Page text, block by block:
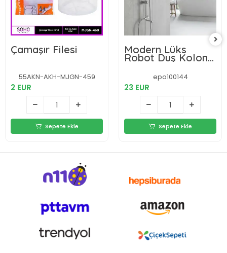
Çamaşır Filesi
55AKN-AKH-MJGN-459
2 EUR
Sepete Ekle
Modern Lüks
Robot Duş Kolonu
Yağmur Tepe Duş
epo100144
23 EUR
Sepete Ekle